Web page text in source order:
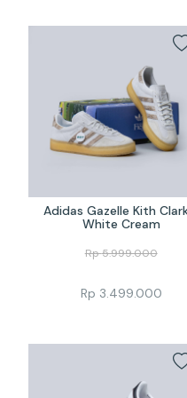
Adidas Gazelle Kith
White Cream
Rp5.999.000
Rp 3.499.000